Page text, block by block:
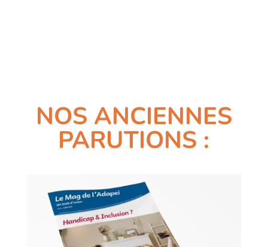
NOS ANCIENNES
PARUTIONS :